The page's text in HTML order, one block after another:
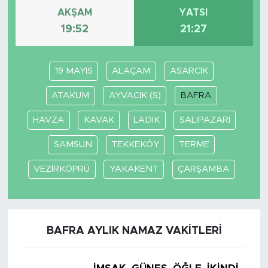
AKŞAM
19:52
YATSI
21:27
19 MAYIS ALAÇAM ASARCIK
ATAKUM AYVACIK (S) BAFRA
HAVZA KAVAK LADİK SALIPAZARI
SAMSUN TEKKEKÖY TERME
VEZİRKÖPRÜ YAKAKENT ÇARŞAMBA
BAFRA AYLIK NAMAZ VAKITLERI